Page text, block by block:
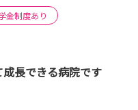
金制度あり
成長できる病院です